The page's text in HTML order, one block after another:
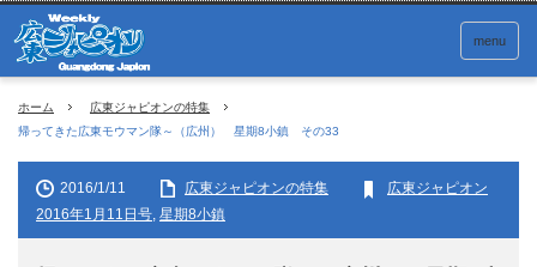
menu
ホーム
広東ジャピオンの特集
帰ってきた広東モウマン隊～（広州） 星期8小鎮 その33
2016/1/11 広東ジャピオンの特集
広東ジャピオン
2016年1月11日号, 星期8小鎮